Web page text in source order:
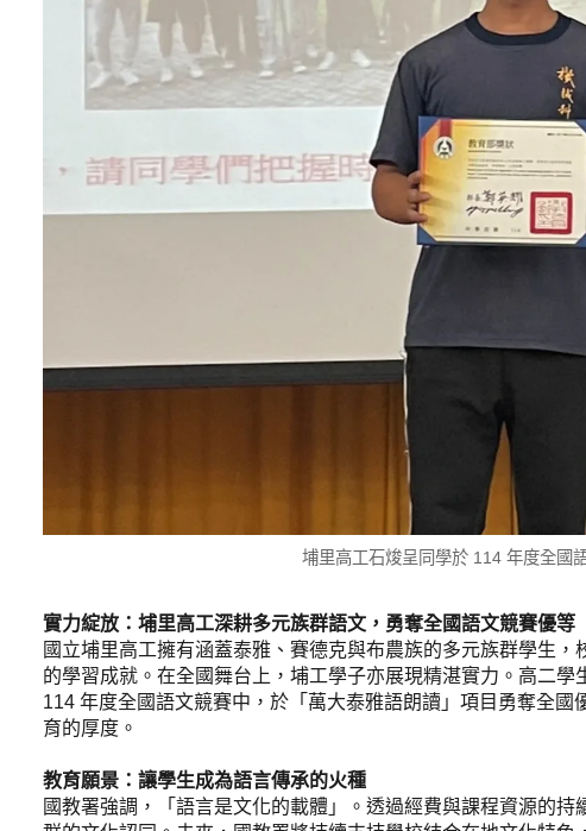
埔里高工石焌呈同學於 114 年度全國
實力綻放：埔里高工深耕多元族群語文，勇奪全國語文競賽優等
國立埔里高工擁有涵蓋泰雅、賽德克與布農族的多元族群學生
的學習成就。在全國舞台上，埔工學子亦展現精湛實力。高二
114 年度全國語文競賽中，於「萬大泰雅語朗讀」項目勇奪全
育的厚度。
教育願景：讓學生成為語言傳承的火種
國教署強調，「語言是文化的載體」。透過經費與課程資源的